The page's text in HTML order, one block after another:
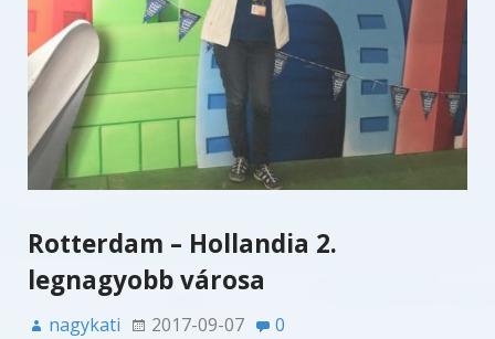
Rotterdam – Hollandia 2.
legnagyobb városa
nagykati 2017-09-07 0